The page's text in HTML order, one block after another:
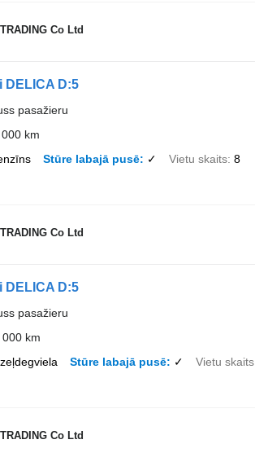
Co Ltd
DELICA D:5
pasažieru
km
Stūre labajā pusē ✓ Vietu skaits 8
Co Ltd
DELICA D:5
pasažieru
km
Stūre labajā pusē ✓ Vietu skaits
Co Ltd